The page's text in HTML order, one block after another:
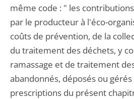
même code : " les
par le producteur à l'éco-
coûts de prévention, de la
du traitement des déchets, y
ramassage et de traitement
abandonnés, déposés ou
prescriptions du présent